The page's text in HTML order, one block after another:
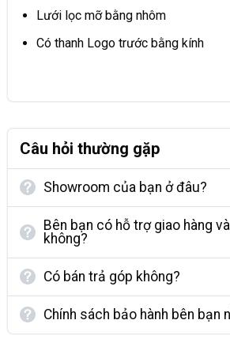
Lưới lọc mỡ bằng nhôm
Có thanh Logo trước bằng kính
Câu hỏi thường gặp
Showroom của bạn ở đâu?
Bên bạn có hỗ trợ giao hàng
không?
Có bán trả góp không?
Chính sách bảo hành bên bạn